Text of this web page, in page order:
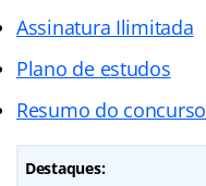
Assinatura Ilimitada
Plano de estudos
Resumo do concurso
Destaques: